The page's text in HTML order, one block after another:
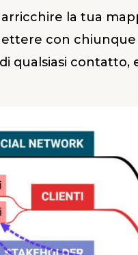
la tua
con chiunque
qualsiasi